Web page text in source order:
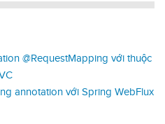
@RequestMapping với thuộc
annotation với Spring WebFlux